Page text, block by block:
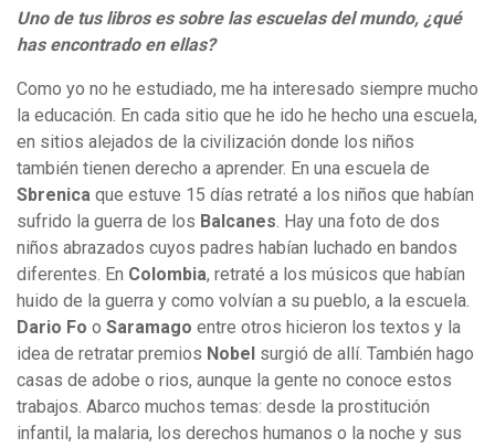
Uno de tus libros es sobre las escuelas del mundo, ¿qué
has encontrado en ellas?
Como yo no he estudiado, me ha interesado siempre mucho
la educación. En cada sitio que he ido he hecho una escuela,
en sitios alejados de la civilización donde los niños
también tienen derecho a aprender. En una escuela de
Sbrenica que estuve 15 días retraté a los niños que habían
sufrido la guerra de los Balcanes. Hay una foto de dos
niños abrazados cuyos padres habían luchado en bandos
diferentes. En Colombia, retraté a los músicos que habían
huido de la guerra y como volvían a su pueblo, a la escuela.
Dario Fo o Saramago entre otros hicieron los textos y la
idea de retratar premios Nobel surgió de allí. También hago
casas de adobe o rios, aunque la gente no conoce estos
trabajos. Abarco muchos temas: desde la prostitución
infantil, la malaria, los derechos humanos o la noche y sus